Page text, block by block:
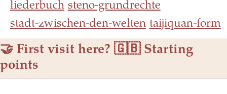
liederbuch steno-grundrechte
stadt-zwischen-den-welten taijiquan-form
🤝 First visit here? 🇬🇧 Starting
points